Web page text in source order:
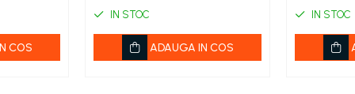
COS
IN STOC
ADAUGA IN COS
Radacina
IN STOC